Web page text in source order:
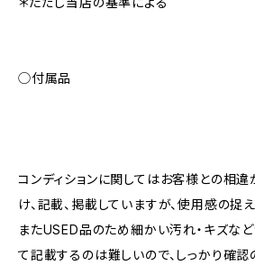
◯付属品
コンディションに関してはお客様との相
け、記載、掲載していますが、使用感の捉
またUSED品のため細かい汚れ・キズなど
て記載するのは難しいので、しっかり確認